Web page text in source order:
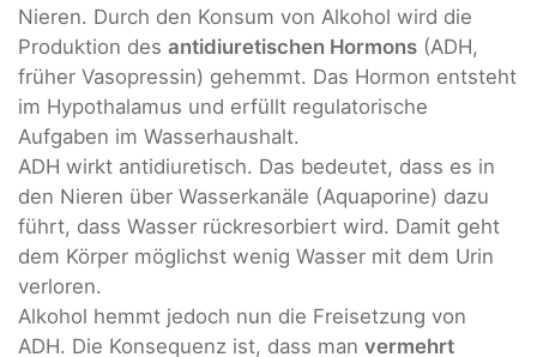
Nieren. Durch den Konsum von Alkohol wird die
Produktion des antidiuretischen Hormons (ADH,
früher Vasopressin) gehemmt. Das Hormon entsteht
im Hypothalamus und erfüllt regulatorische
Aufgaben im Wasserhaushalt.
ADH wirkt antidiuretisch. Das bedeutet, dass es in
den Nieren über Wasserkanäle (Aquaporine) dazu
führt, dass Wasser rückresorbiert wird. Damit geht
dem Körper möglichst wenig Wasser mit dem Urin
verloren.
Alkohol hemmt jedoch nun die Freisetzung von
ADH. Die Konsequenz ist, dass man vermehrt